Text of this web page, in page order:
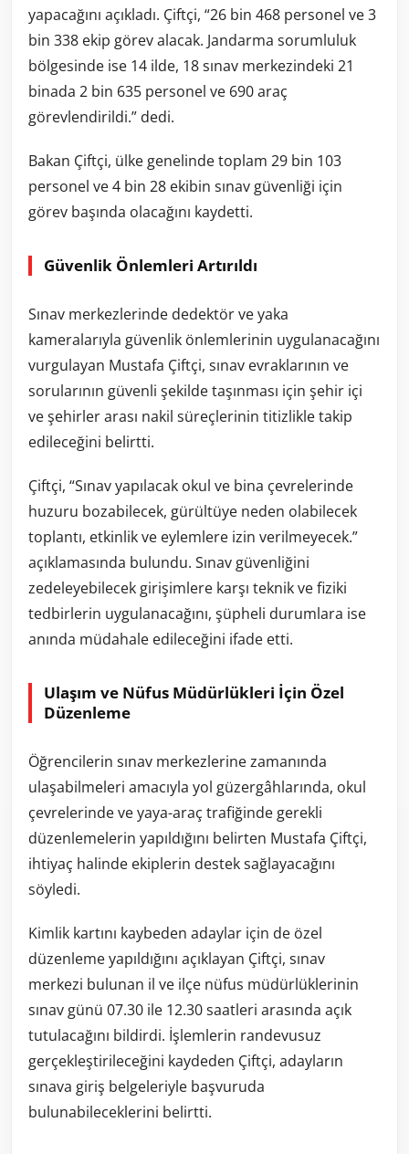
yapacağını açıkladı. Çiftçi, “26 bin 468 personel ve 3
bin 338 ekip görev alacak. Jandarma sorumluluk
bölgesinde ise 14 ilde, 18 sınav merkezindeki 21
binada 2 bin 635 personel ve 690 araç
görevlendirildi.” dedi.
Bakan Çiftçi, ülke genelinde toplam 29 bin 103
personel ve 4 bin 28 ekibin sınav güvenliği için
görev başında olacağını kaydetti.
Güvenlik Önlemleri Artırıldı
Sınav merkezlerinde dedektör ve yaka
kameralarıyla güvenlik önlemlerinin uygulanacağını
vurgulayan Mustafa Çiftçi, sınav evraklarının ve
sorularının güvenli şekilde taşınması için şehir içi
ve şehirler arası nakil süreçlerinin titizlikle takip
edileceğini belirtti.
Çiftçi, “Sınav yapılacak okul ve bina çevrelerinde
huzuru bozabilecek, gürültüye neden olabilecek
toplantı, etkinlik ve eylemlere izin verilmeyecek.”
açıklamasında bulundu. Sınav güvenliğini
zedeleyebilecek girişimlere karşı teknik ve fiziki
tedbirlerin uygulanacağını, şüpheli durumlara ise
anında müdahale edileceğini ifade etti.
Ulaşım ve Nüfus Müdürlükleri İçin Özel
Düzenleme
Öğrencilerin sınav merkezlerine zamanında
ulaşabilmeleri amacıyla yol güzergâhlarında, okul
çevrelerinde ve yaya-araç trafiğinde gerekli
düzenlemelerin yapıldığını belirten Mustafa Çiftçi,
ihtiyaç halinde ekiplerin destek sağlayacağını
söyledi.
Kimlik kartını kaybeden adaylar için de özel
düzenleme yapıldığını açıklayan Çiftçi, sınav
merkezi bulunan il ve ilçe nüfus müdürlüklerinin
sınav günü 07.30 ile 12.30 saatleri arasında açık
tutulacağını bildirdi. İşlemlerin randevusuz
gerçekleştirileceğini kaydeden Çiftçi, adayların
sınava giriş belgeleriyle başvuruda
bulunabileceklerini belirtti.